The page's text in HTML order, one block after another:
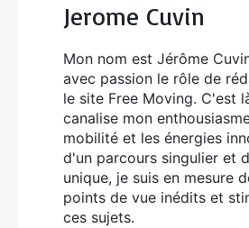
Jerome Cuvin
Mon nom est Jérôme
avec passion le rôle de
le site Free Moving. C'est
canalise mon
mobilité et les énergies
d'un parcours singulier et
unique, je suis en mesure
points de vue inédits et
ces sujets.